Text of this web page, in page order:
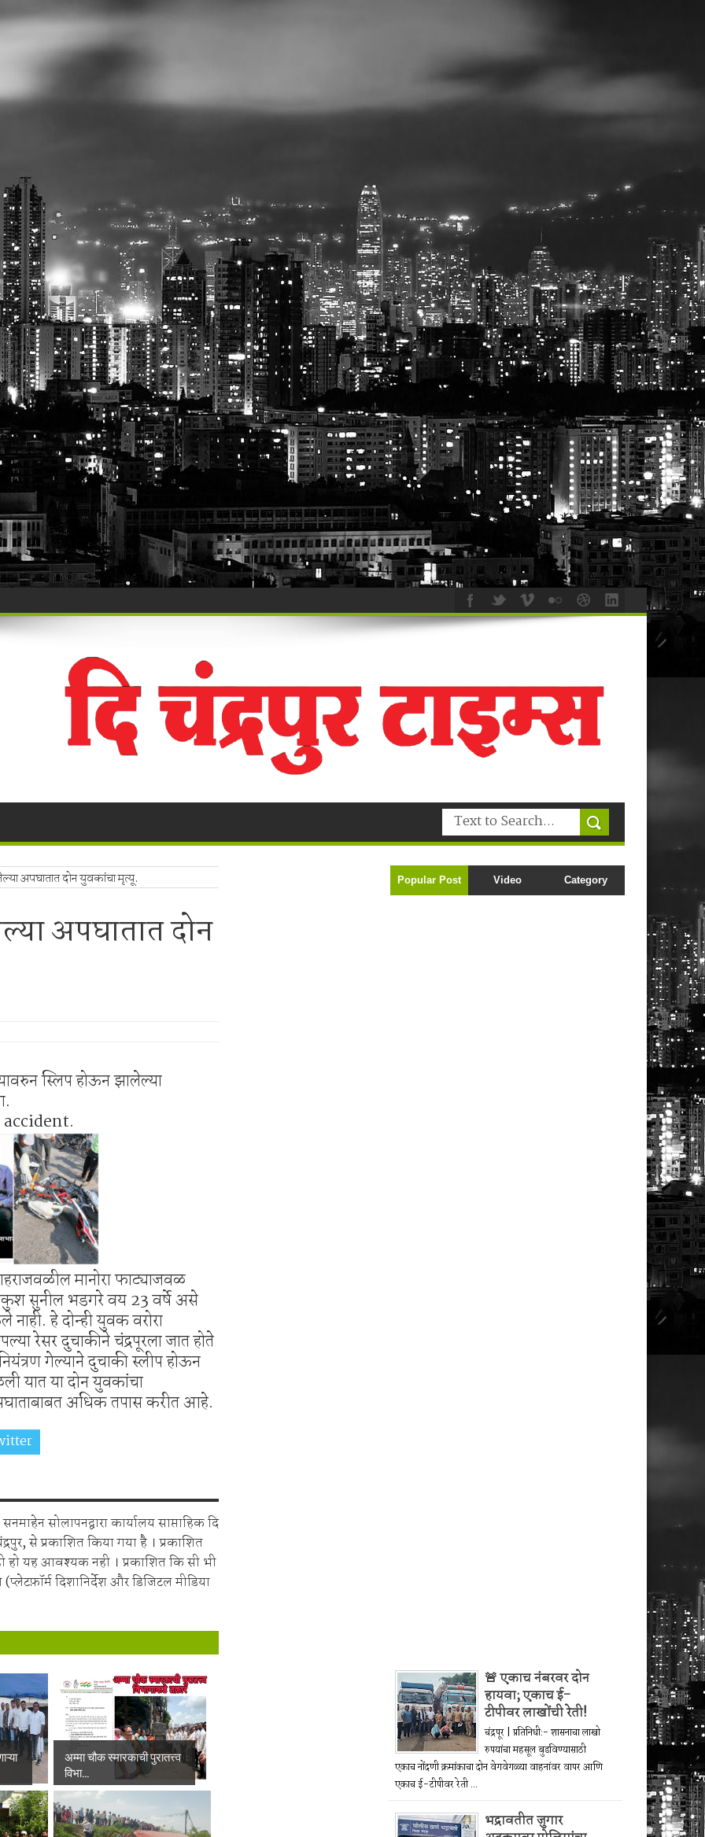
‘सर्जिकल स्ट्राईक’!
अडचणीतग्राहक पंचायत महाराष्ट्र, सिंदेवाही कडे तक्रारींचा व ओघ
ताब्यात, पालकांना समज देऊन वाहने सुपूर्द
याचे वर गुन्हा दाखल.
ऑनलाइन लॉटरीविरोधात पोलिसांना निवेदन
Deen celebrated in Warora
अटक!
बंद; पाच फूट पाण्यात पूल, शेती पाण्याखाली
ग्रामीण कोट्यातून प्रवेश; सर्वोच्च न्यायालयाचा ऐतिहासिक निर्णय.
नुकसान.
विदेशी दारू व स्विफ्ट कार जप्त, चालक पसार
अपघातात दोन युवकांचा मृत्यू.
अपघातात दोन
स्लिप होऊन झालेल्या
मानोरा फाट्याजवळ
सुनील भडगरे वय 23 वर्षे असे
हे दोन्ही युवक वरोरा
रेसर दुचाकीने चंद्रपूरला जात होते
गेल्याने दुचाकी स्लीप होऊन
यात या दोन युवकांचा
अधिक तपास करीत आहे.
सोलापनद्वारा कार्यालय साप्ताहिक दि
से प्रकाशित किया गया है । प्रकाशित
हो यह आवश्यक नही । प्रकाशित कि सी भी
दिशानिर्देश और डिजिटल मीडिया
अम्मा चौक स्मारकाची पुरातत्त्व
विभा...
Popular Post Video Category
🚨 एकाच नंबरवर दोन
हायवा; एकाच ई-
टीपीवर लाखोंची रेती!
चंद्रपूर | प्रतिनिधी:- शासनाचा लाखो
रुपयांचा महसूल बुडविण्यासाठी
एकाच नोंदणी क्रमांकाचा दोन वेगवेगळ्या वाहनांवर वापर आणि
एकाच ई-टीपीवर रेती ...
भद्रावतीत जुगार